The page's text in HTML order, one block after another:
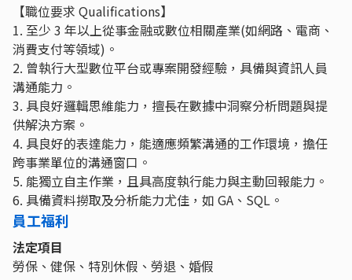
【職位要求 Qualifications】
1. 至少 3 年以上從事金融或數位相關產業(如網路、電商、
消費支付等領域)。
2. 曾執行大型數位平台或專案開發經驗，具備與資訊人員
溝通能力。
3. 具良好邏輯思維能力，擅長在數據中洞察分析問題與提
供解決方案。
4. 具良好的表達能力，能適應頻繁溝通的工作環境，擔任
跨事業單位的溝通窗口。
5. 能獨立自主作業，且具高度執行能力與主動回報能力。
6. 具備資料撈取及分析能力尤佳，如 GA、SQL。
員工福利
法定項目
勞保、健保、特別休假、勞退、婚假